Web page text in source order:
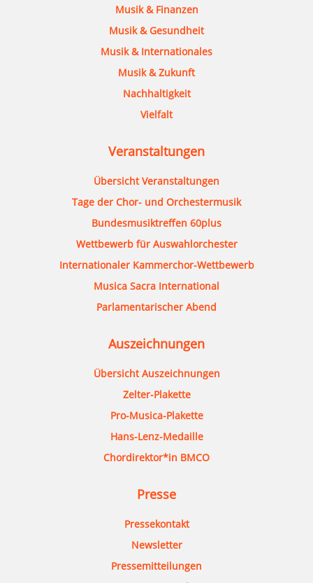
Musik & Finanzen
Musik & Gesundheit
Musik & Internationales
Musik & Zukunft
Nachhaltigkeit
Vielfalt
Veranstaltungen
Übersicht Veranstaltungen
Tage der Chor- und Orchestermusik
Bundesmusiktreffen 60plus
Wettbewerb für Auswahlorchester
Internationaler Kammerchor-Wettbewerb
Musica Sacra International
Parlamentarischer Abend
Auszeichnungen
Übersicht Auszeichnungen
Zelter-Plakette
Pro-Musica-Plakette
Hans-Lenz-Medaille
Chordirektor*in BMCO
Presse
Pressekontakt
Newsletter
Pressemitteilungen